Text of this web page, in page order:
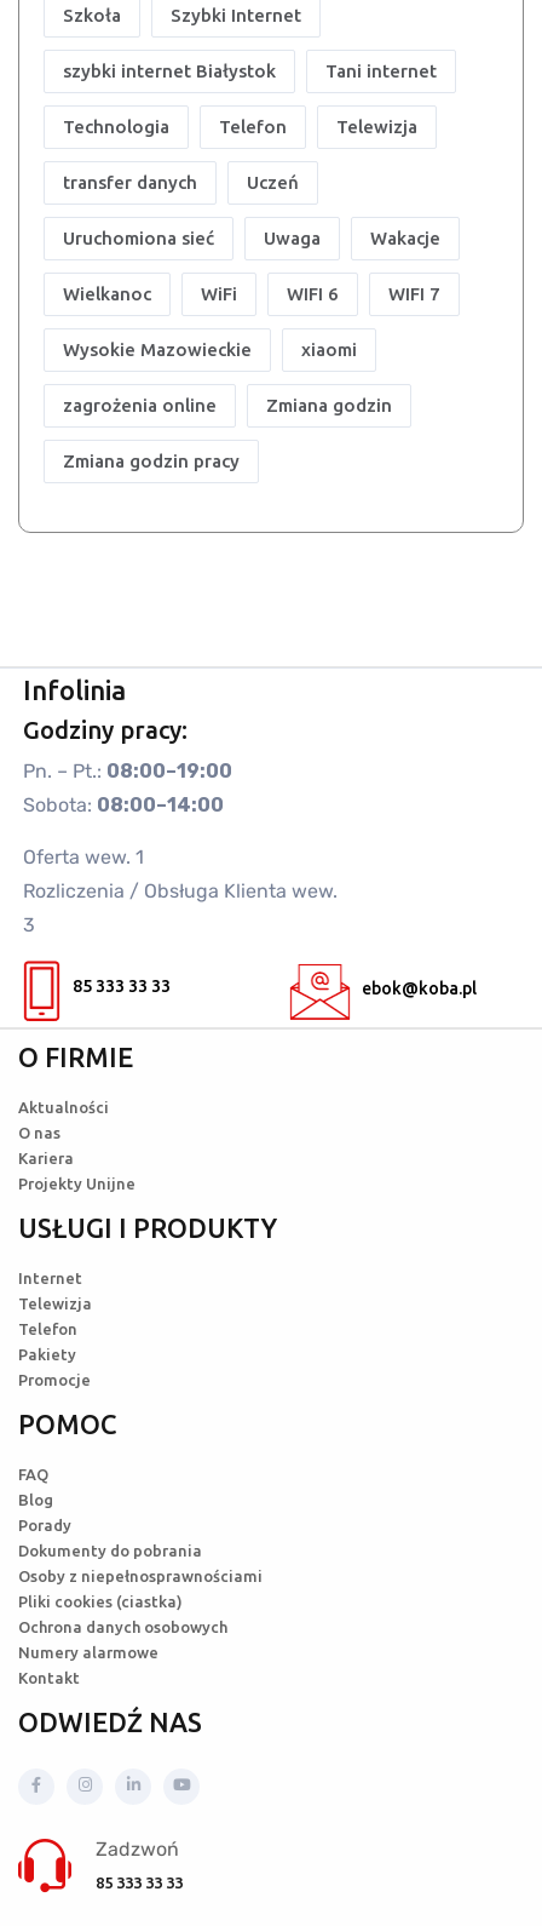
Szkoła Szybki Internet
szybki internet Białystok Tani internet
Technologia Telefon Telewizja
transfer danych Uczeń
Uruchomiona sieć Uwaga Wakacje
Wielkanoc WiFi WIFI 6 WIFI 7
Wysokie Mazowieckie xiaomi
zagrożenia online Zmiana godzin
Zmiana godzin pracy
Infolinia
Godziny pracy:
Pn. – Pt.: 08:00–19:00
Sobota: 08:00–14:00
Oferta wew. 1
Rozliczenia / Obsługa Klienta wew.
3
85 333 33 33 ebok@koba.pl
O FIRMIE
Aktualności
O nas
Kariera
Projekty Unijne
USŁUGI I PRODUKTY
Internet
Telewizja
Telefon
Pakiety
Promocje
POMOC
FAQ
Blog
Porady
Dokumenty do pobrania
Osoby z niepełnosprawnościami
Pliki cookies (ciastka)
Ochrona danych osobowych
Numery alarmowe
Kontakt
ODWIEDŹ NAS
Zadzwoń
85 333 33 33